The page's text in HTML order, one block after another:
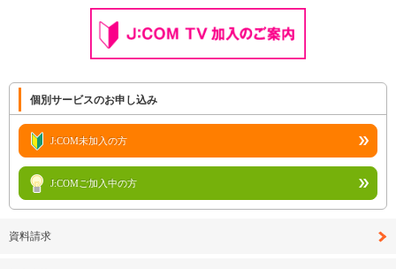
個別サービスのお申し込み
J:COM未加入の方
J:COMご加入中の方
資料請求